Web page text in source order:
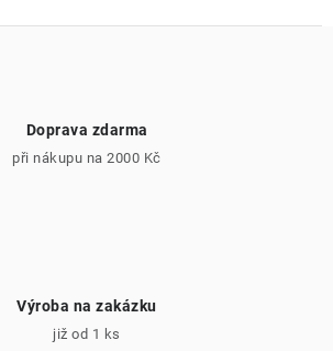
Doprava zdarma
při nákupu na 2000 Kč
Výroba na zakázku
již od 1 ks